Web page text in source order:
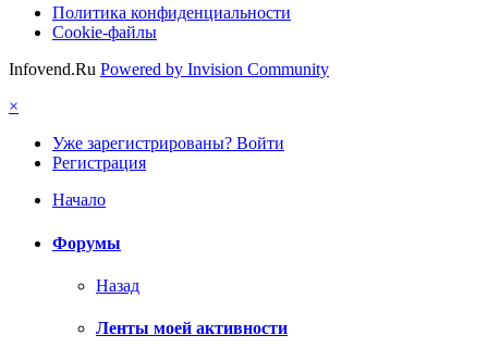
Политика конфиденциальности
Cookie-файлы
Infovend.Ru Powered by Invision Community
×
Уже зарегистрированы? Войти
Регистрация
Начало
Форумы
Назад
Ленты моей активности